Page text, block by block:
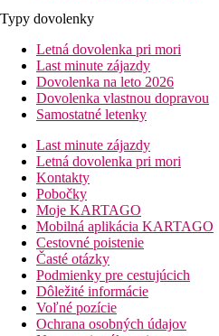
Typy dovolenky
Letná dovolenka pri mori
Last minute zájazdy
Dovolenka na leto 2026
Dovolenka vlastnou dopravou
Samostatné letenky
Last minute zájazdy
Letná dovolenka pri mori
Kontakty
Pobočky
Moje KARTAGO
Mobilná aplikácia KARTAGO
Cestovné poistenie
Časté otázky
Podmienky pre cestujúcich
Dôležité informácie
Voľné pozície
Ochrana osobných údajov